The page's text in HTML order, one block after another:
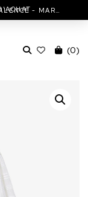
- ISABEL MARANT & MORE
(0)